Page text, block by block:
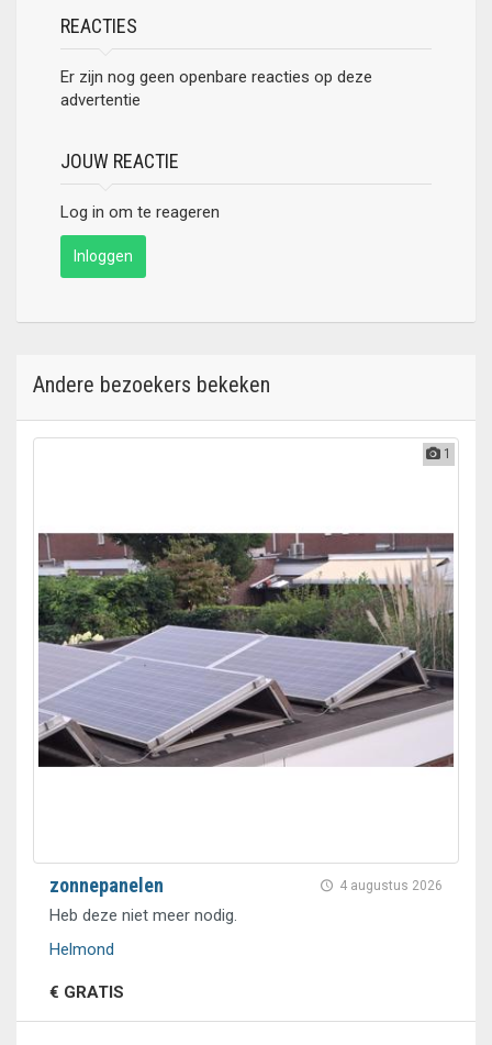
REACTIES
Er zijn nog geen openbare reacties op deze
advertentie
JOUW REACTIE
Log in om te reageren
Inloggen
Andere bezoekers bekeken
1
4 augustus 2026
zonnepanelen
Heb deze niet meer nodig.
Helmond
€ GRATIS